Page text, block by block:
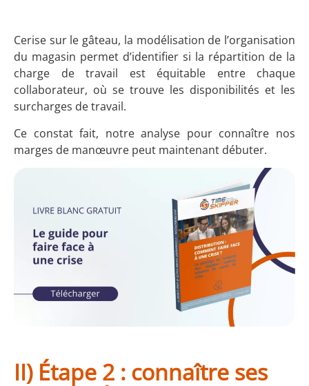
Cerise sur le gâteau, la modélisation de l’organisation
du magasin permet d’identifier si la répartition de la
charge de travail est équitable entre chaque
collaborateur, où se trouve les disponibilités et les
surcharges de travail.
Ce constat fait, notre analyse pour connaître nos
marges de manœuvre peut maintenant débuter.
II) Étape 2 : connaître ses